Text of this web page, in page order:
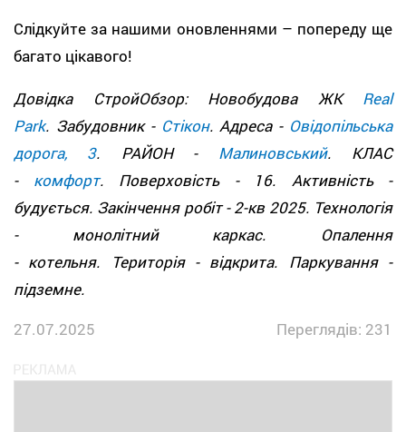
Слідкуйте за нашими оновленнями – попереду ще
багато цікавого!
Довідка СтройОбзор: Новобудова ЖК Real
Park. Забудовник - Стікон. Адреса - Овідопільська
дорога, 3. РАЙОН - Малиновський. КЛАС
- комфорт. Поверховість - 16. Активність -
будується. Закінчення робіт - 2-кв 2025. Технологія
- монолітний каркас. Опалення
- котельня. Територія - відкрита. Паркування -
підземне.
27.07.2025
Переглядів: 231